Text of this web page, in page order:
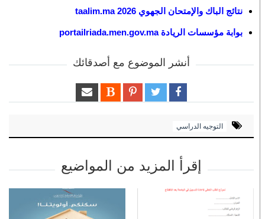
نتائج الباك والإمتحان الجهوي 2026 taalim.ma
بوابة مؤسسات الريادة portailriada.men.gov.ma
أنشر الموضوع مع أصدقائك
التوجيه الدراسي
إقرأ المزيد من المواضيع